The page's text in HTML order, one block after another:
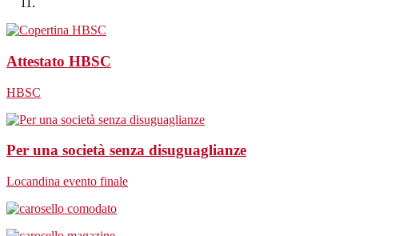
Attestato HBSC
HBSC
Per una società senza disuguaglianze
Locandina evento finale